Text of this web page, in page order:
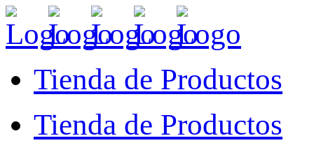
Tienda de Productos
Tienda de Productos